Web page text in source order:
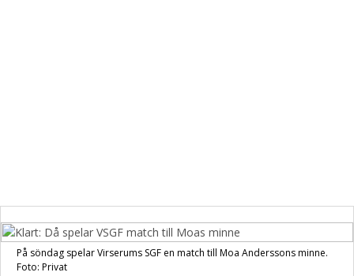
På söndag spelar Virserums SGF en match till Moa Anderssons minne.
Foto: Privat